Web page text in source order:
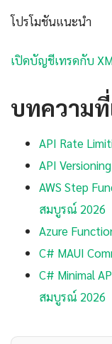
โปรโมชันแนะนำ
เปิดบัญชีเทรดกับ
บทความที่
API Rate
API
AWS Step
สมบูรณ์ 2026
Azure
C# MAUI
C# Minimal
สมบูรณ์ 2026